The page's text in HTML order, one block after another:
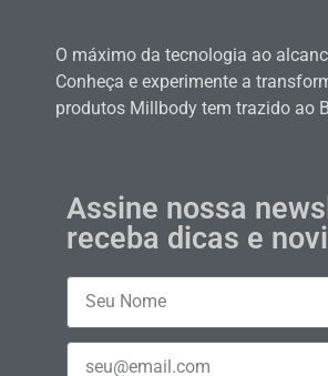
O máximo da tecnologia ao
Conheça e experimente a
produtos Millbody tem trazido ao
Assine nossa
receba dicas e